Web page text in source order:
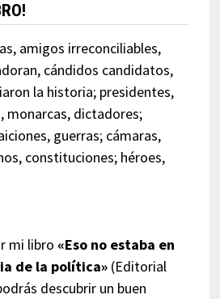
amigos irreconciliables,
cándidos candidatos,
la historia; presidentes,
monarcas, dictadores;
guerras; cámaras,
constituciones; héroes,
mi libro «Eso no estaba en
de la política»(Editorial
descubrir un buen